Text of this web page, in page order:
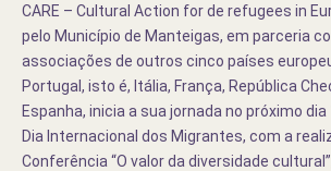
CARE – Cultural Action for de refugees in
pelo Município de Manteigas, em parceria
associações de outros cinco países
Portugal, isto é, Itália, França, República
Espanha, inicia a sua jornada no próximo
Dia Internacional dos Migrantes, com a
Conferência “O valor da diversidade